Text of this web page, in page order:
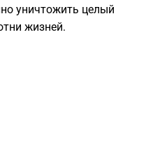
уничтожить целый
жизней.